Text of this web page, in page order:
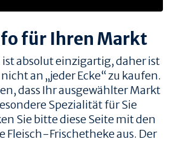
für Ihren Markt
absolut einzigartig, daher ist
an „jeder Ecke“ zu kaufen.
dass Ihr ausgewählter Markt
Spezialität für Sie
Sie bitte diese Seite mit den
Fleisch-Frischetheke aus. Der